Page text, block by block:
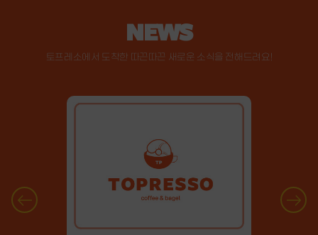
NEWS
토프레소에서 도착한 따끈따끈 새로운 소식을 전해드려요!